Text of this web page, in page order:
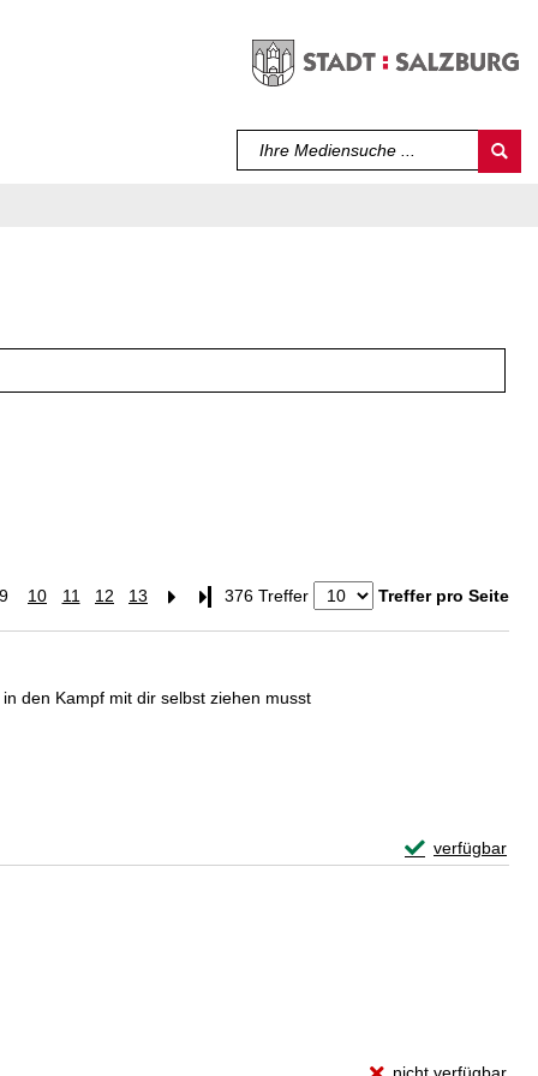
Sprache auswählen
9 10 11 12 13 Letzte Seite
376 Treffer Treffer pro Seite
den Kampf mit dir selbst ziehen musst
verfügbar
Exemplar-